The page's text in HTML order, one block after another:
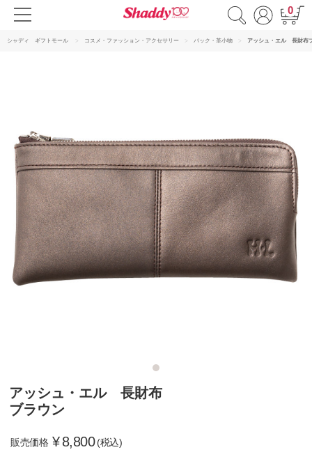
0
シャディ ギフトモール コスメ・ファッション・アクセサリー バック・革小物 アッシュ・エル 長財布
アッシュ・エル 長財布
ブラウン
販売価格 ¥8,800 (税込)